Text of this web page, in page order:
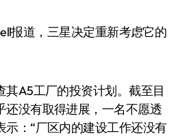
报道，三星决定重新考虑它的
其A5工厂的投资计划。截至目
还没有取得进展，一名不愿透
示：“厂区内的建设工作还没有